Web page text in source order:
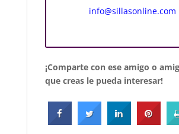
info@sillasonline.com
¡Comparte con ese amigo o
que creas le pueda interesar!